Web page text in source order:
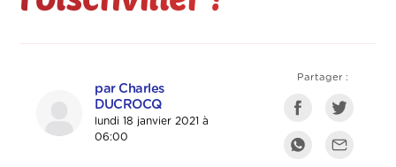
par Charles
DUCROCQ
lundi 18 janvier 2021 à
06:00
Partager :